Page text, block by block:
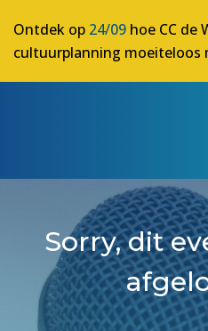
Ontdek op 24/09 hoe CC de
cultuurplanning moeiteloos
Sorry, dit